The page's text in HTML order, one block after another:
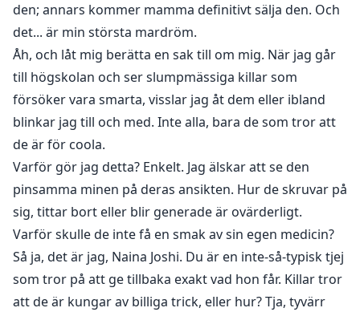
den; annars kommer mamma definitivt sälja den. Och
det... är min största mardröm.
Åh, och låt mig berätta en sak till om mig. När jag går
till högskolan och ser slumpmässiga killar som
försöker vara smarta, visslar jag åt dem eller ibland
blinkar jag till och med. Inte alla, bara de som tror att
de är för coola.
Varför gör jag detta? Enkelt. Jag älskar att se den
pinsamma minen på deras ansikten. Hur de skruvar på
sig, tittar bort eller blir generade är ovärderligt.
Varför skulle de inte få en smak av sin egen medicin?
Så ja, det är jag, Naina Joshi. Du är en inte-så-typisk tjej
som tror på att ge tillbaka exakt vad hon får. Killar tror
att de är kungar av billiga trick, eller hur? Tja, tyvärr